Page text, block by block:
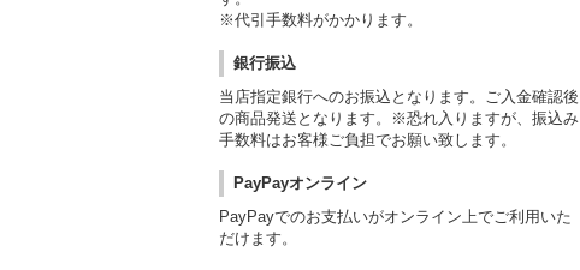
※代引手数料がかかります。
銀行振込
当店指定銀行へのお振込となります。ご入金確認後
の商品発送となります。※恐れ入りますが、振込み
手数料はお客様ご負担でお願い致します。
PayPayオンライン
PayPayでのお支払いがオンライン上でご利用いた
だけます。